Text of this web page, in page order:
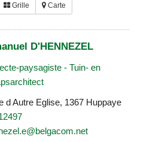
Grille Carte
D'HENNEZEL
paysagiste - Tuin- en
d Autre Eglise, 1367 Huppaye